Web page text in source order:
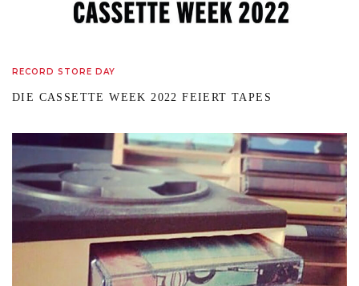
RECORD STORE DAY
DIE CASSETTE WEEK 2022 FEIERT TAPES